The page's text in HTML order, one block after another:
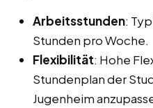
Arbeitsstunden:
Stunden pro Woche.
Flexibilität: Hohe
Stundenplan der
Jugenheim